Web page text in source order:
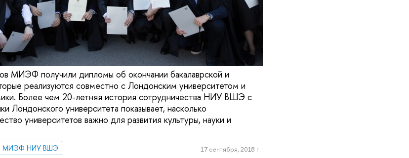
МИЭФ получили дипломы об окончании бакалаврской и
реализуются совместно с Лондонским университетом и
Более чем 20-летняя история сотрудничества НИУ ВШЭ с
Лондонского университета показывает, насколько
университетов важно для развития культуры, науки и
МИЭФ НИУ ВШЭ 17 сентября, 2018 г.